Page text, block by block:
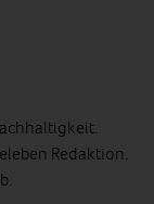
Redaktion.